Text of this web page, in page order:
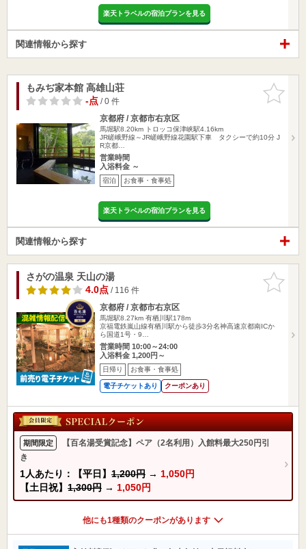
楽天トラベルの宿泊プランを見る
関連情報から探す
お気に入
りに追加
もみぢ家本館 高雄山荘
-点/ 0 件
京都府 / 京都市右京区
馬堀駅8.20km トロッコ保津峡駅4.16km
JR嵯峨野線～JR嵯峨野線花園駅下車 タクシーで約10分 J
R京都…
営業時間
入浴料金 ～
宿泊 お食事・食事処
楽天トラベルの宿泊プランを見る
関連情報から探す
お気に入
りに追加
さがの温泉 天山の湯
4.0点/ 116 件
京都府 / 京都市右京区
馬堀駅8.27km 有栖川駅178m
京福電鉄嵐山線有栖川駅から徒歩3分名神高速京都南ICか
ら国道1号・9…
営業時間 10:00～24:00
入浴料金 1,200円～
日帰り お食事・食事処
電子チケットあり クーポンあり
期間限定
【百名湯受賞記念】ペア（2名利用）入館料最大250円引
き
1人あたり：【平日】 1,200円 → 1,050円
【土日祝】 1,300円 → 1,050円
他にも1種類のクーポンがあります